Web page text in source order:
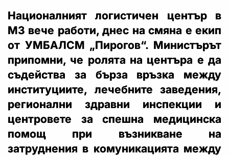
Националният логистичен център в
МЗ вече работи, днес на смяна е екип
от УМБАЛСМ „Пирогов“. Министърът
припомни, че ролята на центъра е да
съдейства за бърза връзка между
институциите, лечебните заведения,
регионални здравни инспекции и
центровете за спешна медицинска
помощ при възникване на
затруднения в комуникацията между